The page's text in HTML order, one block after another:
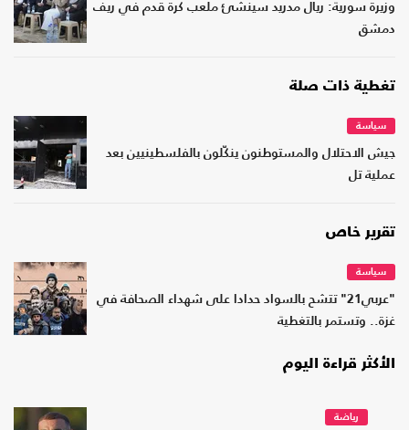
وزيرة سورية: ريال مدريد سينشئ ملعب كرة قدم في ريف
دمشق
تغطية ذات صلة
سياسة
جيش الاحتلال والمستوطنون ينكّلون بالفلسطينيين بعد
عملية تل
تقرير خاص
سياسة
"عربي21" تتشح بالسواد حدادا على شهداء الصحافة في
غزة.. وتستمر بالتغطية
الأكثر قراءة اليوم
رياضة